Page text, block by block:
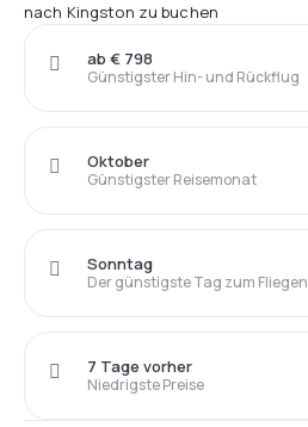
nach Kingston zu buchen
Günstigster Hin- und Rückflug
ab € 798
Günstigster Reisemonat
Oktober
Der günstigste Tag zum Fliegen
Sonntag
Niedrigste Preise
7 Tage vorher